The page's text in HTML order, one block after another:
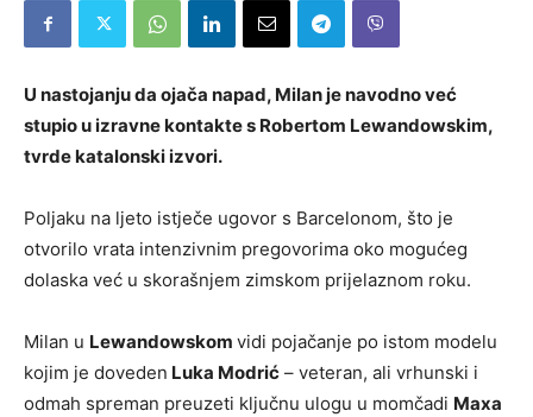
U nastojanju da ojača napad, Milan je navodno već
stupio u izravne kontakte s Robertom Lewandowskim,
tvrde katalonski izvori.
Poljaku na ljeto istječe ugovor s Barcelonom, što je
otvorilo vrata intenzivnim pregovorima oko mogućeg
dolaska već u skorašnjem zimskom prijelaznom roku.
Milan u Lewandowskom vidi pojačanje po istom modelu
kojim je doveden Luka Modrić – veteran, ali vrhunski i
odmah spreman preuzeti ključnu ulogu u momčadi Maxa